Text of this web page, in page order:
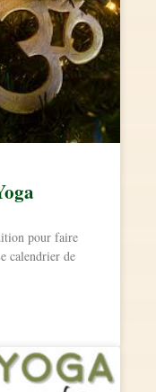
pour faire
calendrier de